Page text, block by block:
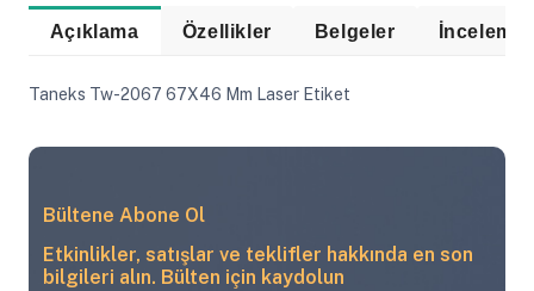
Açıklama Özellikler Belgeler
Taneks Tw-2067 67X46 Mm Laser Etiket
Bültene Abone Ol
Etkinlikler, satışlar ve teklifler hakkında en son
bilgileri alın. Bülten için kaydolun